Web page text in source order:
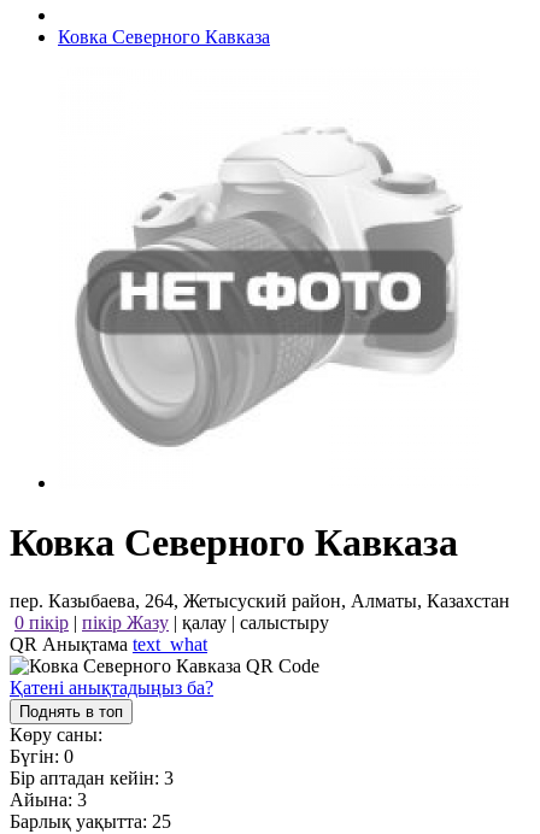
Ковка Северного Кавказа
Ковка Северного Кавказа
пер. Казыбаева, 264, Жетысуский район, Алматы, Казахстан
0 пікір | пікір Жазу | қалау | салыстыру
QR Анықтама text_what
Қатені анықтадыңыз ба?
Поднять в топ
Көру саны:
Бүгін: 0
Бір аптадан кейін: 3
Айына: 3
Барлық уақытта: 25